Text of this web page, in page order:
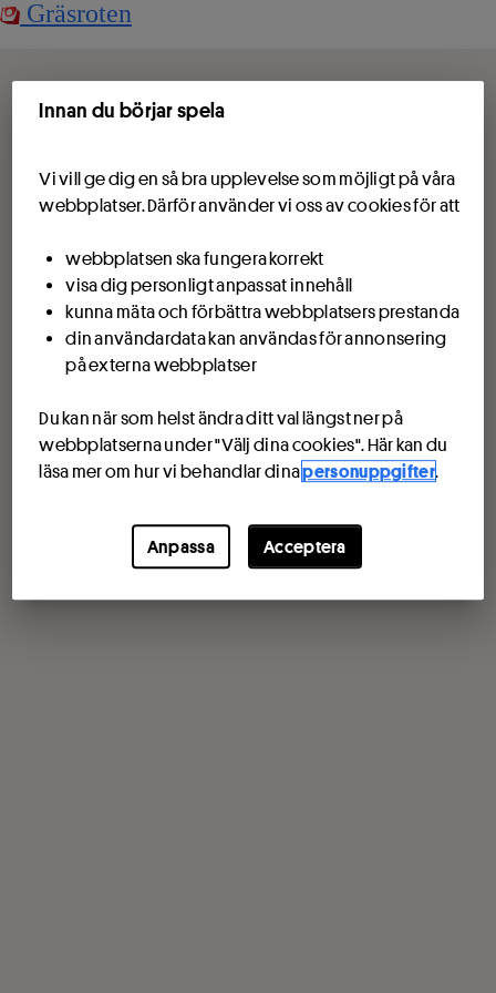
Gräsroten
Innan du börjar spela
Vi vill ge dig en så bra upplevelse som möjligt på våra
webbplatser. Därför använder vi oss av cookies för att
webbplatsen ska fungera korrekt
visa dig personligt anpassat innehåll
kunna mäta och förbättra webbplatsers prestanda
din användardata kan användas för annonsering
på externa webbplatser
Du kan när som helst ändra ditt val längst ner på
webbplatserna under "Välj dina cookies". Här kan du
läsa mer om hur vi behandlar dinapersonuppgifter.
Anpassa Acceptera